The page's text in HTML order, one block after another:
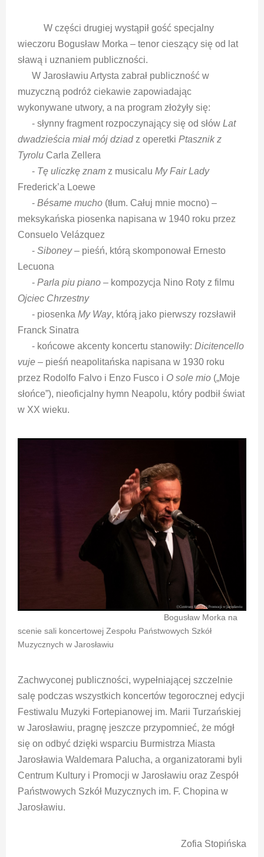
W części drugiej wystąpił gość specjalny
wieczoru Bogusław Morka – tenor cieszący się od lat
sławą i uznaniem publiczności.
W Jarosławiu Artysta zabrał publiczność w
muzyczną podróż ciekawie zapowiadając
wykonywane utwory, a na program złożyły się:
- słynny fragment rozpoczynający się od słów Lat
dwadzieścia miał mój dziadz operetki Ptasznik z
Tyrolu Carla Zellera
- Tę uliczkę znam z musicalu My Fair Lady
Frederick’a Loewe
- Bésame mucho (tłum. Całuj mnie mocno) –
meksykańska piosenka napisana w 1940 roku przez
Consuelo Velázquez
- Siboney– pieśń, którą skomponował Ernesto
Lecuona
- Parla piu piano – kompozycja Nino Roty z filmu
Ojciec Chrzestny
- piosenka My Way, którą jako pierwszy rozsławił
Franck Sinatra
- końcowe akcenty koncertu stanowiły: Dicitencello
vuje – pieśń neapolitańska napisana w 1930 roku
przez Rodolfo Falvo i Enzo Fusco i O sole mio („Moje
słońce”), nieoficjalny hymn Neapolu, który podbił świat
w XX wieku.
Bogusław Morka na
scenie sali koncertowej Zespołu Państwowych Szkół
Muzycznych w Jarosławiu
Zachwyconej publiczności, wypełniającej szczelnie
salę podczas wszystkich koncertów tegorocznej edycji
Festiwalu Muzyki Fortepianowej im. Marii Turzańskiej
w Jarosławiu, pragnę jeszcze przypomnieć, że mógł
się on odbyć dzięki wsparciu Burmistrza Miasta
Jarosławia Waldemara Palucha, a organizatorami byli
Centrum Kultury i Promocji w Jarosławiu oraz Zespół
Państwowych Szkół Muzycznych im. F. Chopina w
Jarosławiu.
Zofia Stopińska